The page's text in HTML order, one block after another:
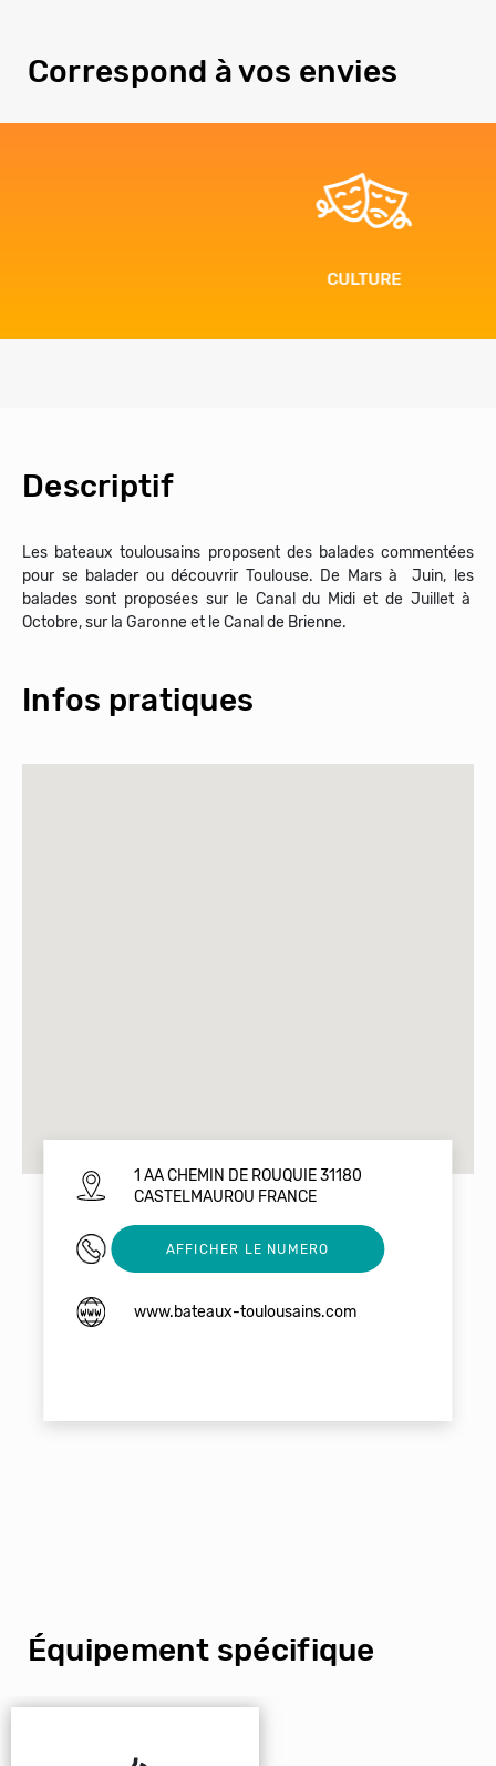
Correspond à vos envies
Descriptif
Les bateaux toulousains proposent des balades commentées
pour se balader ou découvrir Toulouse. De Mars à Juin, les
balades sont proposées sur le Canal du Midi et de Juillet à
Octobre, sur la Garonne et le Canal de Brienne.
Infos pratiques
1 AA CHEMIN DE ROUQUIE 31180
CASTELMAUROU FRANCE
0561802226
AFFICHER LE NUMERO
www.bateaux-toulousains.com
Équipement spécifique